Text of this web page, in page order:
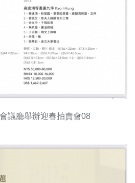
議廳舉辦迎春拍賣會08